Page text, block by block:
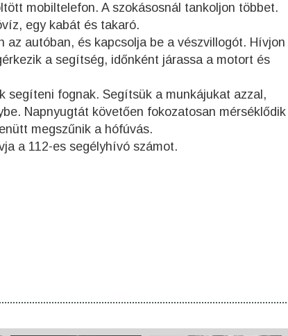
mobiltelefon. A szokásosnál tankoljon többet.
egy kabát és takaró.
autóban, és kapcsolja be a vészvillogót. Hívjon
a segítség, időnként járassa a motort és
segíteni fognak. Segítsük a munkájukat azzal,
Napnyugtát követően fokozatosan mérséklődik
megszűnik a hófúvás.
a 112-es segélyhívó számot.